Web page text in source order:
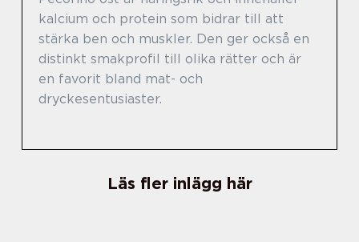
kalcium och protein som bidrar till att
stärka ben och muskler. Den ger också en
distinkt smakprofil till olika rätter och är
en favorit bland mat- och
dryckesentusiaster.
Läs fler inlägg här